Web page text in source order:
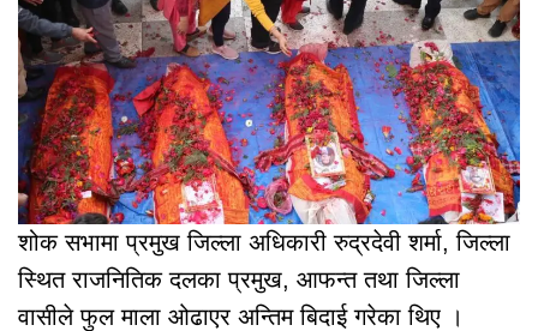
शोक सभामा प्रमुख जिल्ला अधिकारी रुद्रदेवी शर्मा, जिल्ला
स्थित राजनितिक दलका प्रमुख, आफन्त तथा जिल्ला
वासीले फुल माला ओढाएर अन्तिम बिदाई गरेका थिए ।